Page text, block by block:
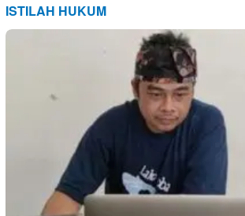
ISTILAH HUKUM